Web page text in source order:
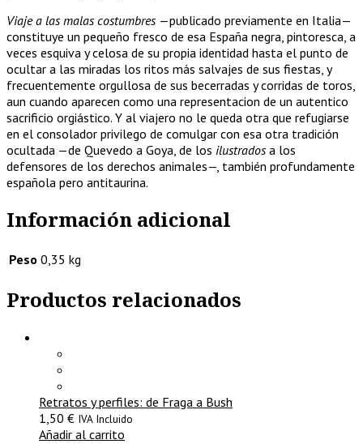
Viaje a las malas costumbres —publicado previamente en Italia—
constituye un pequeño fresco de esa España negra, pintoresca, a
veces esquiva y celosa de su propia identidad hasta el punto de
ocultar a las miradas los ritos más salvajes de sus fiestas, y
frecuentemente orgullosa de sus becerradas y corridas de toros,
aun cuando aparecen como una representacion de un autentico
sacrificio orgiástico. Y al viajero no le queda otra que refugiarse
en el consolador privilego de comulgar con esa otra tradición
ocultada —de Quevedo a Goya, de los ilustradosa los
defensores de los derechos animales—, también profundamente
española pero antitaurina.
Información adicional
Peso 0,35 kg
Productos relacionados
Retratos y perfiles: de Fraga a Bush
1,50 € IVA Incluido
Añadir al carrito